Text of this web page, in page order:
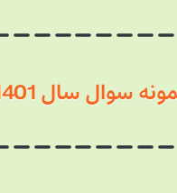
سوال سال 1401 +پاسخ